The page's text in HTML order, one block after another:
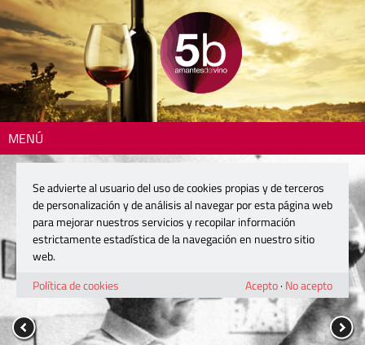
MENÚ
Se advierte al usuario del uso de cookies propias y de terceros
de personalización y de análisis al navegar por esta página web
para mejorar nuestros servicios y recopilar información
estrictamente estadística de la navegación en nuestro sitio
web.
Política de cookies
Acepto· No acepto